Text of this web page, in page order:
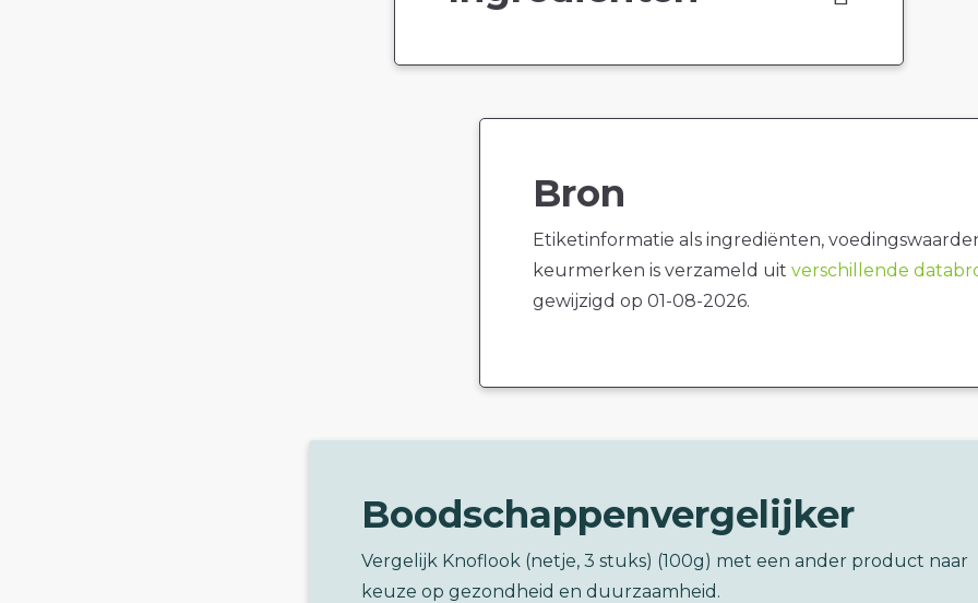
Bron
Etiketinformatie als ingrediënten,
keurmerken is verzameld uit verschillende
gewijzigd op 01-08-2026.
Boodschappenvergelijker
Vergelijk Knoflook (netje, 3 stuks) (100g) met een ander product naar
keuze op gezondheid en duurzaamheid.